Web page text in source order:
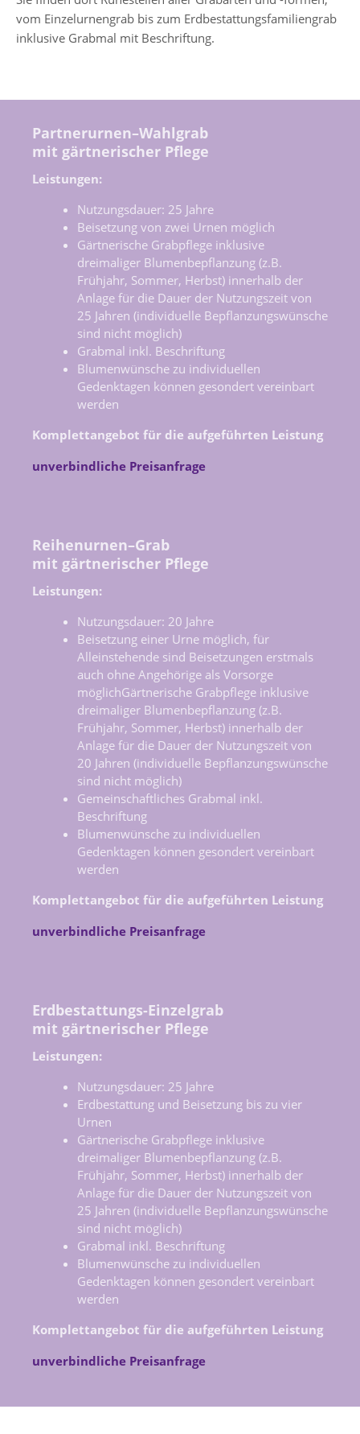
vom Einzelurnengrab bis zum Erdbestattungsfamiliengrab
inklusive Grabmal mit Beschriftung.
Partnerurnen–Wahlgrab
mit gärtnerischer Pflege
Leistungen:
Nutzungsdauer: 25 Jahre
Beisetzung von zwei Urnen möglich
Gärtnerische Grabpflege inklusive
dreimaliger Blumenbepflanzung (z.B.
Frühjahr, Sommer, Herbst) innerhalb der
Anlage für die Dauer der Nutzungszeit von
25 Jahren (individuelle Bepflanzungswünsche
sind nicht möglich)
Grabmal inkl. Beschriftung
Blumenwünsche zu individuellen
Gedenktagen können gesondert vereinbart
werden
Komplettangebot für die aufgeführten Leistung
unverbindliche Preisanfrage
Reihenurnen–Grab
mit gärtnerischer Pflege
Leistungen:
Nutzungsdauer: 20 Jahre
Beisetzung einer Urne möglich, für
Alleinstehende sind Beisetzungen erstmals
auch ohne Angehörige als Vorsorge
möglichGärtnerische Grabpflege inklusive
dreimaliger Blumenbepflanzung (z.B.
Frühjahr, Sommer, Herbst) innerhalb der
Anlage für die Dauer der Nutzungszeit von
20 Jahren (individuelle Bepflanzungswünsche
sind nicht möglich)
Gemeinschaftliches Grabmal inkl.
Beschriftung
Blumenwünsche zu individuellen
Gedenktagen können gesondert vereinbart
werden
Komplettangebot für die aufgeführten Leistung
unverbindliche Preisanfrage
Erdbestattungs-Einzelgrab
mit gärtnerischer Pflege
Leistungen:
Nutzungsdauer: 25 Jahre
Erdbestattung und Beisetzung bis zu vier
Urnen
Gärtnerische Grabpflege inklusive
dreimaliger Blumenbepflanzung (z.B.
Frühjahr, Sommer, Herbst) innerhalb der
Anlage für die Dauer der Nutzungszeit von
25 Jahren (individuelle Bepflanzungswünsche
sind nicht möglich)
Grabmal inkl. Beschriftung
Blumenwünsche zu individuellen
Gedenktagen können gesondert vereinbart
werden
Komplettangebot für die aufgeführten Leistung
unverbindliche Preisanfrage